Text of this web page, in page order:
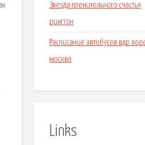
Звезда пленительного счастья
рингтон
Расписание автобусов вдр
москва
Links